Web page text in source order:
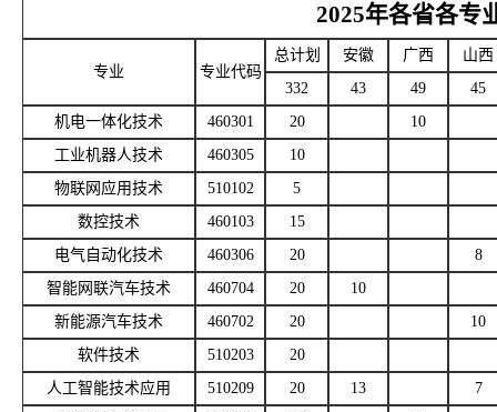
2025年各省各专
专业 专业代码
总计划 安徽 广西
山西
332
43 49
45
机电一体化技术
460301 20
10
工业机器人技术
460305
10
物联网应用技术
510102
5
数控技术
460103
15
电气自动化技术
460306 20
8
智能网联汽车技术
460704 20
10
新能源汽车技术
460702 20
10
软件技术
510203
20
人工智能技术应用
510209 20 13
7